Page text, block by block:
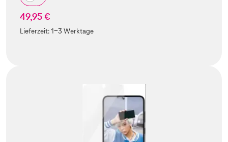
49,95 €
Lieferzeit:1-3 Werktage